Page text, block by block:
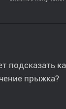
подсказать
прыжка?